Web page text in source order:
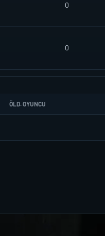
0
0
ÖLD. OYUNCU